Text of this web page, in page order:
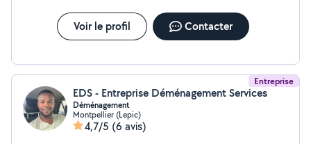
manipulé avec beaucoup de soin. Vous pouvez leur faire
confiance sans hésitation. Nous sommes pleinement satisfaits
de leur prestation et n’hésiterons pas à faire de nouveau appel
Voir le profil Contacter
Entreprise
EDS - Entreprise Déménagement Services
Déménagement
Montpellier (Lepic)
4,7/5 (6 avis)